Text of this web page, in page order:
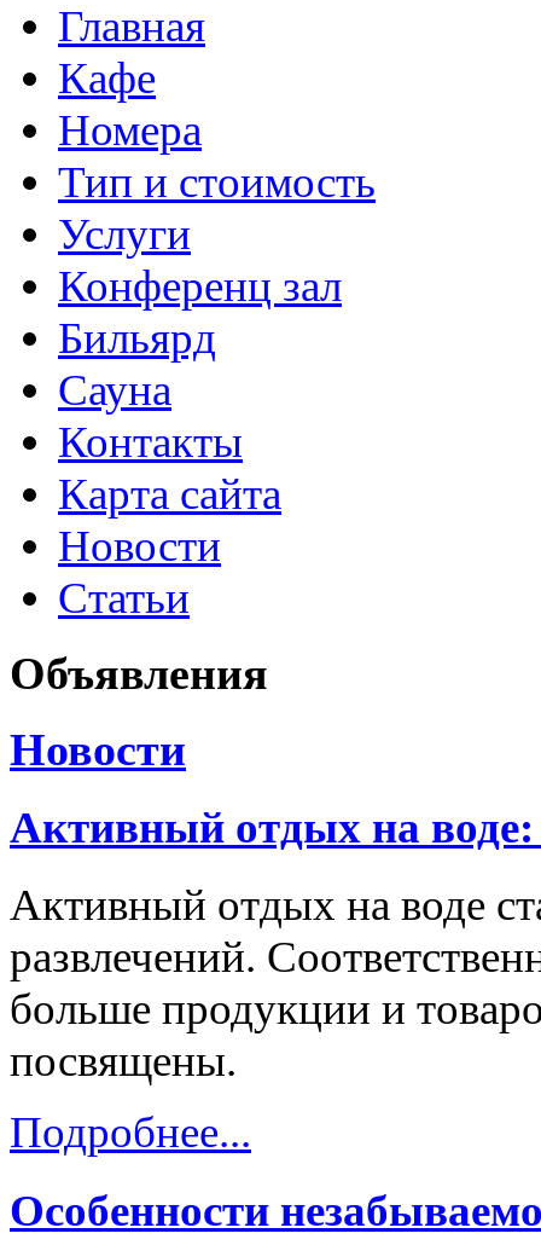
Главная
Кафе
Номера
Тип и стоимость
Услуги
Конференц зал
Бильярд
Сауна
Контакты
Карта сайта
Новости
Статьи
Объявления
Новости
Активный отдых на воде:
Активный отдых на воде
развлечений.
больше продукции и
посвящены.
Подробнее...
Особенности